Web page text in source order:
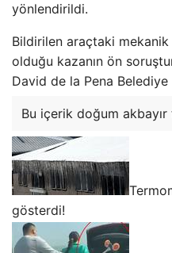
yönlendirildi.
Bildirilen araçtaki mekanik
olduğu kazanın ön
David de la Pena Belediye
Bu içerik doğum akbayır
gösterdi!